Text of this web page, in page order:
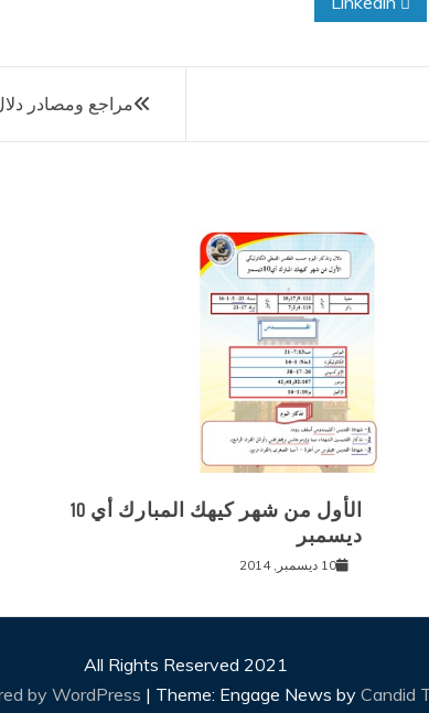
مراجع ومصادر
الأول من شهر كيهك المبارك أي 10
ديسمبر
10 ديسمبر, 2014
All Rights Reserved 2021
by WordPress | Theme: Engage News by Candid